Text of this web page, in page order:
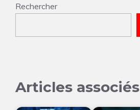
Rechercher
Articles associés